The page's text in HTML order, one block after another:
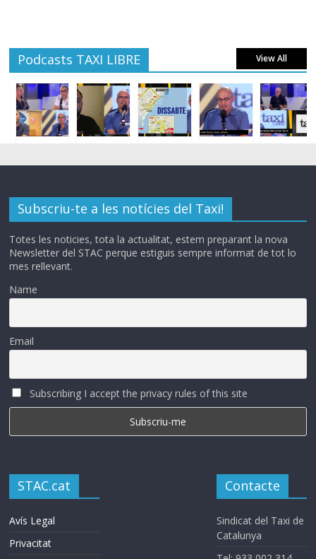
Podcasts TAXI LIBRE View All
Subscriu-te a les notícies del Taxi!
Totes les noticies, tota la actualitat, estem preparant la nova
Newsletter del STAC perque estiguis sempre informat de tot lo
mes rellevant.
Name
Email
Subscribing I accept the privacy rules of this site
STAC.cat
Avís Legal
Privacitat
Contacte
Sindicat del Taxi de
Catalunya